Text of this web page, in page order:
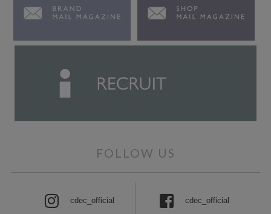
FOLLOW US
cdec_official cdec_official